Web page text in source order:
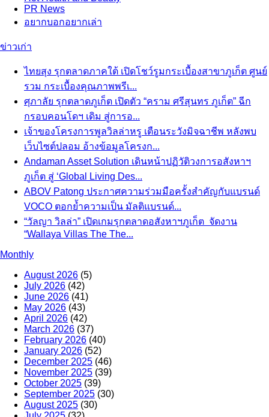
PR News
อยากบอกอยากเล่า
ข่าวเก่า
ไทยสุง รุกตลาดภาคใต้ เปิดโชว์รูมกระเบื้องสาขาภูเก็ต ศูนย์
รวม กระเบื้องคุณภาพพรีเ...
ศุภาลัย รุกตลาดภูเก็ต เปิดตัว “คราม ศรีสุนทร ภูเก็ต” ฉีก
กรอบคอนโดฯ เดิม สู่การอ...
เจ้าของโครงการพูลวิลล่าหรู เตือนระวังมิจฉาชีพ หลังพบ
เว็บไซต์ปลอม อ้างข้อมูลโครงก...
Andaman Asset Solution เดินหน้าปฏิวัติวงการอสังหาฯ
ภูเก็ต สู่ ‘Global Living Des...
ABOV Patong ประกาศความร่วมมือครั้งสำคัญกับแบรนด์
VOCO ตอกย้ำความเป็น มัลติแบรนด์...
“วัลญา วิลล่า” เปิดเกมรุกตลาดอสังหาฯภูเก็ต จัดงาน
“Wallaya Villas The The...
Monthly
August 2026 (5)
July 2026 (42)
June 2026 (41)
May 2026 (43)
April 2026 (42)
March 2026 (37)
February 2026 (40)
January 2026 (52)
December 2025 (46)
November 2025 (39)
October 2025 (39)
September 2025 (30)
August 2025 (30)